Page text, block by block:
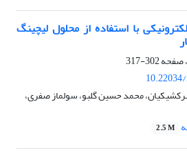
با استفاده از محلول لیچینگ
302-317
محمد حسین گلبو، سولماز صفری،
2.5 M